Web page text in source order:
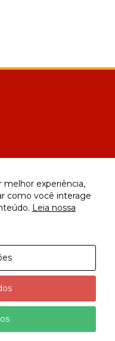
melhor experiência,
como você interage
Leia nossa